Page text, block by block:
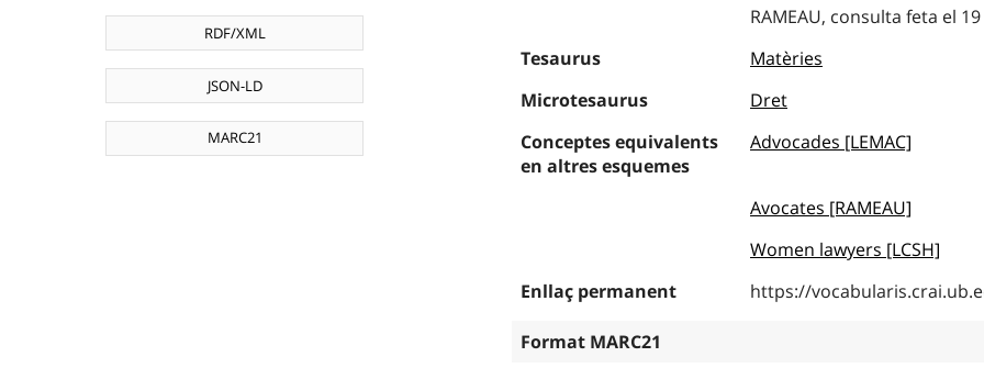
RDF/XML
JSON-LD
MARC21
RAMEAU, consulta feta el
Tesaurus
Matèries
Microtesaurus
Dret
Conceptes equivalents
en altres esquemes
Advocades [LEMAC]
Avocates [RAMEAU]
Women lawyers [LCSH]
Enllaç permanent
https://
Format MARC21